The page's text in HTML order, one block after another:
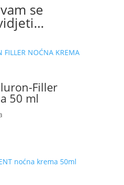
se
Filler
50 ml